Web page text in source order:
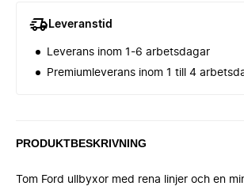
Leveranstid
Leverans inom 1-6 arbetsdagar
Premiumleverans inom 1 till 4
PRODUKTBESKRIVNING
Tom Ford ullbyxor med rena linjer och en